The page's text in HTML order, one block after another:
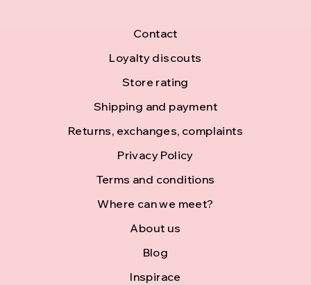
Contact
Loyalty discouts
Store rating
Shipping and payment
Returns, exchanges, complaints
Privacy Policy
Terms and conditions
Where can we meet?
About us
Blog
Inspirace